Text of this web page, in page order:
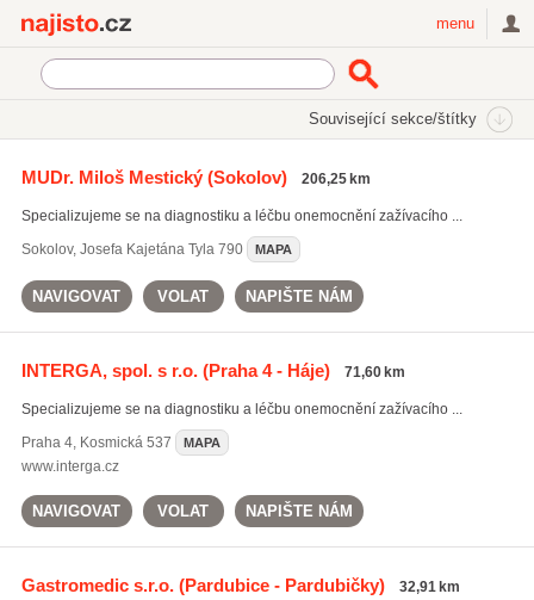
menu
Související sekce/štítky
MUDr. Miloš Mestický(Sokolov) 206,25 km
Specializujeme se na diagnostiku a léčbu onemocnění zažívacího ...
Sokolov, Josefa Kajetána Tyla 790 MAPA
NAVIGOVAT VOLAT NAPIŠTE NÁM
INTERGA, spol. s r.o.(Praha 4 - Háje) 71,60 km
Specializujeme se na diagnostiku a léčbu onemocnění zažívacího ...
Praha 4, Kosmická 537 MAPA
www.interga.cz
NAVIGOVAT VOLAT NAPIŠTE NÁM
Gastromedic s.r.o.(Pardubice - Pardubičky) 32,91 km